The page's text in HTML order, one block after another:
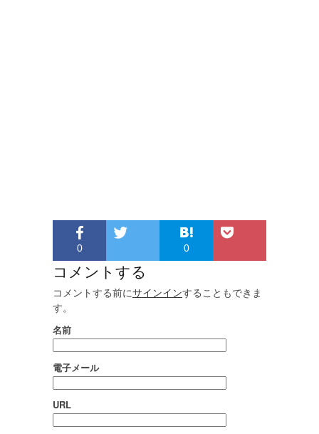
0 0
コメントする
コメントする前にサインインすることもできま
す。
名前
電子メール
URL